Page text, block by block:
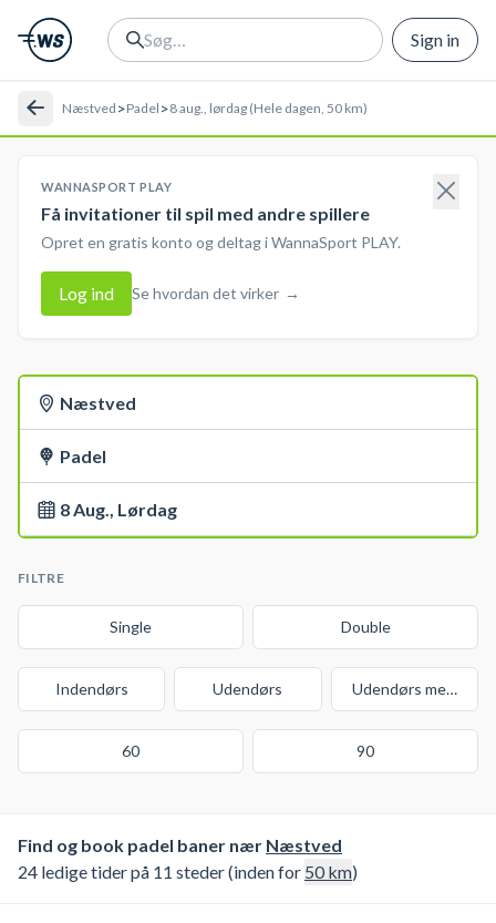
Sign in
Næstved >Padel >8 aug., lørdag (Hele dagen, 50 km)
WANNASPORT PLAY
Få invitationer til spil med andre spillere
Opret en gratis konto og deltag i WannaSport PLAY.
Log ind Se hvordan det virker →
Næstved
Padel
8 Aug., Lørdag
FILTRE
Single Double
Indendørs Udendørs Udendørs med
60 90
Find og book padel baner nær Næstved
24 ledige tider på 11 steder (inden for 50km)